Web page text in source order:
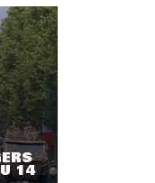
14